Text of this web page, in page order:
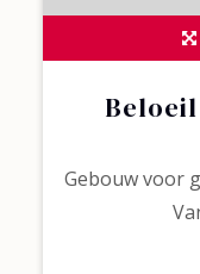
Gebouw voor